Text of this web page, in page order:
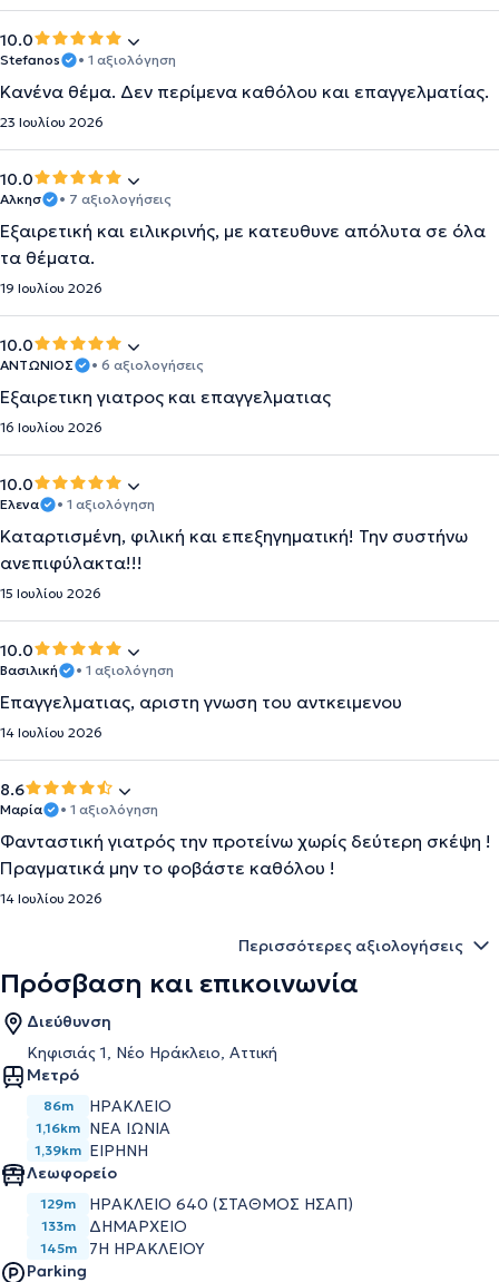
10.0
Stefanos • 1 αξιολόγηση
Κανένα θέμα. Δεν περίμενα καθόλου και επαγγελματίας.
23 Ιουλίου 2026
10.0
Αλκησ • 7 αξιολογήσεις
Εξαιρετική και ειλικρινής, με κατευθυνε απόλυτα σε όλα
τα θέματα.
19 Ιουλίου 2026
10.0
ΑΝΤΩΝΙΟΣ • 6 αξιολογήσεις
Εξαιρετικη γιατρος και επαγγελματιας
16 Ιουλίου 2026
10.0
Έλενα • 1 αξιολόγηση
Καταρτισμένη, φιλική και επεξηγηματική! Την συστήνω
ανεπιφύλακτα!!!
15 Ιουλίου 2026
10.0
Βασιλική • 1 αξιολόγηση
Επαγγελματιας, αριστη γνωση του αντκειμενου
14 Ιουλίου 2026
8.6
Μαρία • 1 αξιολόγηση
Φανταστική γιατρός την προτείνω χωρίς δεύτερη σκέψη !
Πραγματικά μην το φοβάστε καθόλου !
14 Ιουλίου 2026
Περισσότερες αξιολογήσεις
Πρόσβαση και επικοινωνία
Διεύθυνση
Κηφισιάς 1, Νέο Ηράκλειο, Αττική
Μετρό
86m ΗΡΑΚΛΕΙΟ
1,16km ΝΕΑ ΙΩΝΙΑ
1,39km ΕΙΡΗΝΗ
Λεωφορείο
129m ΗΡΑΚΛΕΙΟ 640 (ΣΤΑΘΜΟΣ ΗΣΑΠ)
133m ΔΗΜΑΡΧΕΙΟ
145m
7Η ΗΡΑΚΛΕΙΟΥ
Parking